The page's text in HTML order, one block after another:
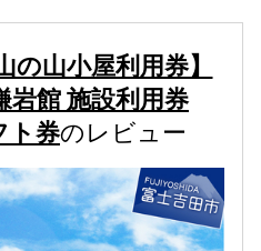
の山小屋利用券】
岩館 施設利用券
ト券のレビュー